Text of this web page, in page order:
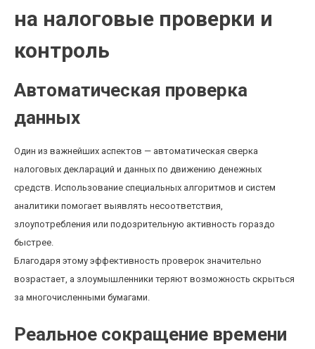
на налоговые проверки и
контроль
Автоматическая проверка
данных
Один из важнейших аспектов — автоматическая сверка
налоговых деклараций и данных по движению денежных
средств. Использование специальных алгоритмов и систем
аналитики помогает выявлять несоответствия,
злоупотребления или подозрительную активность гораздо
быстрее.
Благодаря этому эффективность проверок значительно
возрастает, а злоумышленники теряют возможность скрыться
за многочисленными бумагами.
Реальное сокращение времени